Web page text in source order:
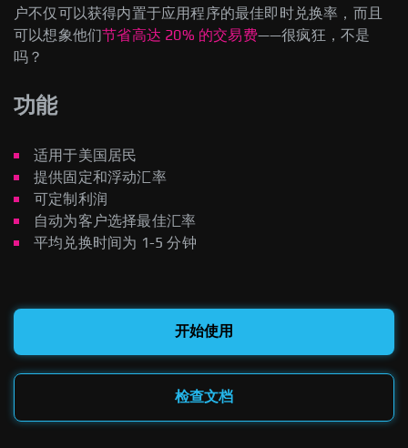
户不仅可以获得内置于应用程序的最佳即时兑换率，而且
可以想象他们节省高达 20% 的交易费——很疯狂，不是
吗？
功能
适用于美国居民
提供固定和浮动汇率
可定制利润
自动为客户选择最佳汇率
平均兑换时间为 1-5 分钟
开始使用
检查文档